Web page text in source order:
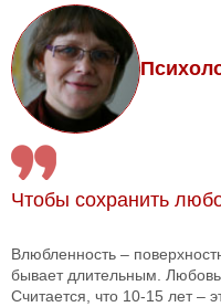
Чтобы сохранить
Влюбленность –
бывает длительным.
Считается, что 10-15 лет –